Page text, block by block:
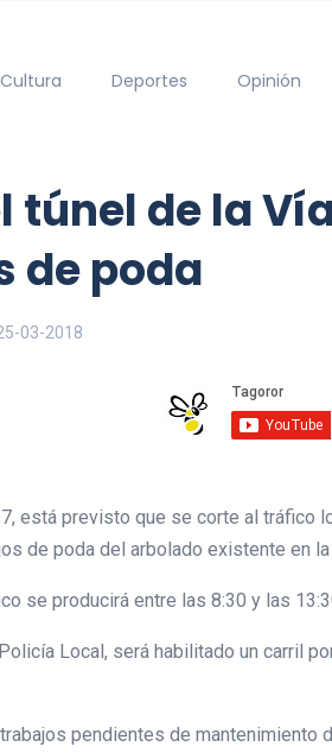
Cultura Deportes Opinión
túnel de la
de poda
03-2018
está previsto que se corte al
de poda del arbolado existente en
se producirá entre las 8:30 y las
Local, será habilitado un carril
pendientes de